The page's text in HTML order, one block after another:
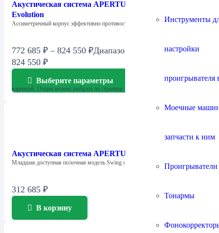
Инструменты
настройки
проигрывателя
Моечные
запчасти к ним
Тонармы
Акустическая система APERTURA ARMONIA
Evolution
Ассиметричный корпус эффективно противостоит внутренним стоячим…
772 685 ₽ – 824 550 ₽Диапазон цен: 772 685 ₽ –
824 550 ₽
Выберите параметры
Этот товар имеет несколько
вариаций. Опции можно выбрать на странице товара.
Акустическая система APERTURA SWING
Младшая доступная полочная модель Swing от…
312 685 ₽
В корзину